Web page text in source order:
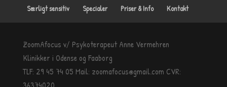
Særligt sensitiv
Specialer Priser & Info Kontakt
ZoomAfocus v/ Psykoterapeut Anne Vermehren
Klinikker i Odense og Faaborg
TLF: 29 45 74 05 Mail: zoomafocus@gmail.com CVR: